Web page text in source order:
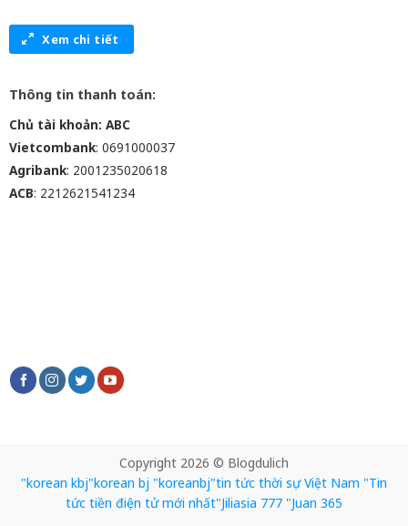
Xem chi tiết
Thông tin thanh toán:
Chủ tài khoản: ABC
Vietcombank: 0691000037
Agribank: 2001235020618
ACB: 2212621541234
Copyright 2026 © Blogdulich
"korean kbj​"korean bj "koreanbj​"tin tức thời sự Việt Nam "Tin
tức tiền điện tử mới nhất​"Jiliasia 777 "Juan 365​